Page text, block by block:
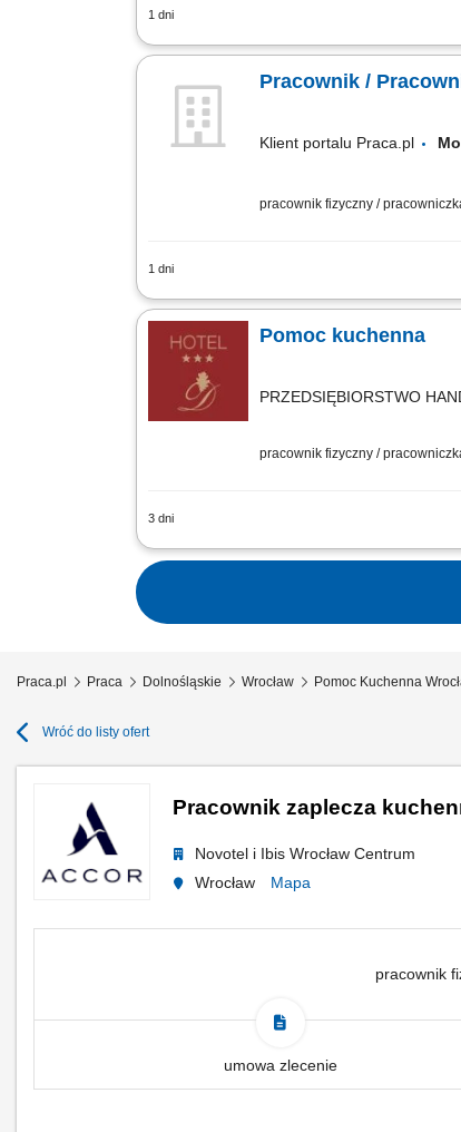
1 dni
Opis stanowiska
Pracownik /
Klient portalu Praca.pl
pracownik fizyczny /
1 dni
Utrzymywanie czystości
Pomoc kuchenna
PRZEDSIĘBIORSTWO
pracownik fizyczny /
3 dni
Twój zakres obowiązków
Praca.pl Praca Dolnośląskie Wrocław Pomoc Kuchenna
Wróć do listy ofert
Pracownik zaplecza
Novotel i Ibis Wrocław Centrum
Wrocław
Mapa
pracownik
umowa zlecenie